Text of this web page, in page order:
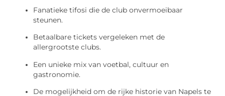
Fanatieke tifosi die de club onvermoeibaar
steunen.
Betaalbare tickets vergeleken met de
allergrootste clubs.
Een unieke mix van voetbal, cultuur en
gastronomie.
De mogelijkheid om de rijke historie van Napels te